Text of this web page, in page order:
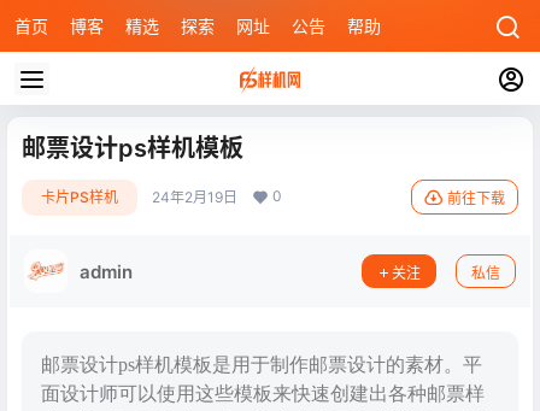
首页 博客 精选 探索 网址 公告 帮助
邮票设计ps样机模板
卡片PS样机 24年2月19日 0 前往下载
admin 关注 私信
邮票设计ps样机模板是用于制作邮票设计的素材。平
面设计师可以使用这些模板来快速创建出各种邮票样